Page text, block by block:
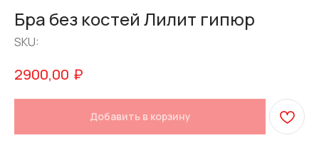
Бра без костей Лилит гипюр
SKU:
2900,00 ₽
Добавить в корзину